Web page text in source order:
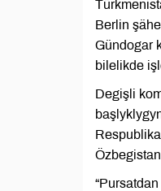
Berlin
Gündogar
bilelikde
Degişli